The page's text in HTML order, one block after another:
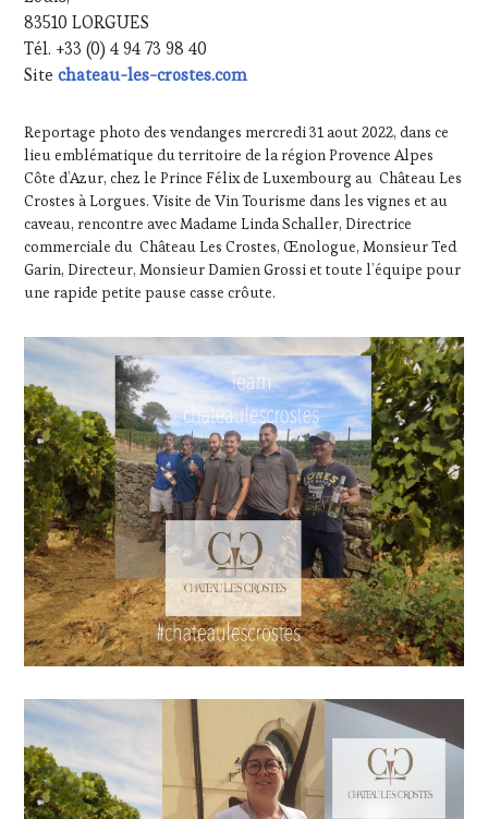
PRESSE
ÉCRITE,
RADIO,
TV,
PARTENAIRES
VIN
TOURISME,
PROVENCE,
RESTAURATEUR,
CHEF,
CUISINIER,
ŒNOLOGUE,
SALONS
INTERNATIONAUX,
TASTING
MOVIE
VAR,
VIGNOBLES,
WINE
TASTING
VOUCHER,
WINE
TOURISM
FAME,
WINE
TOURISM
TOUR,
WINE
TOUR
MOVIE
WINETASTINGVOUCHER.COM
83510 LORGUES
Tél. +33 (0) 4 94 73 98 40
Sitechateau-les-crostes.com
Reportage photo des vendanges mercredi 31 aout 2022, dans ce
lieu emblématique du territoire de la région Provence Alpes
Côte d’Azur, chez le Prince Félix de Luxembourg au Château Les
Crostes à Lorgues. Visite de Vin Tourisme dans les vignes et au
caveau, rencontre avec Madame Linda Schaller, Directrice
commerciale du Château Les Crostes, Œnologue, Monsieur Ted
Garin, Directeur, Monsieur Damien Grossi et toute l’équipe pour
une rapide petite pause casse crôute.